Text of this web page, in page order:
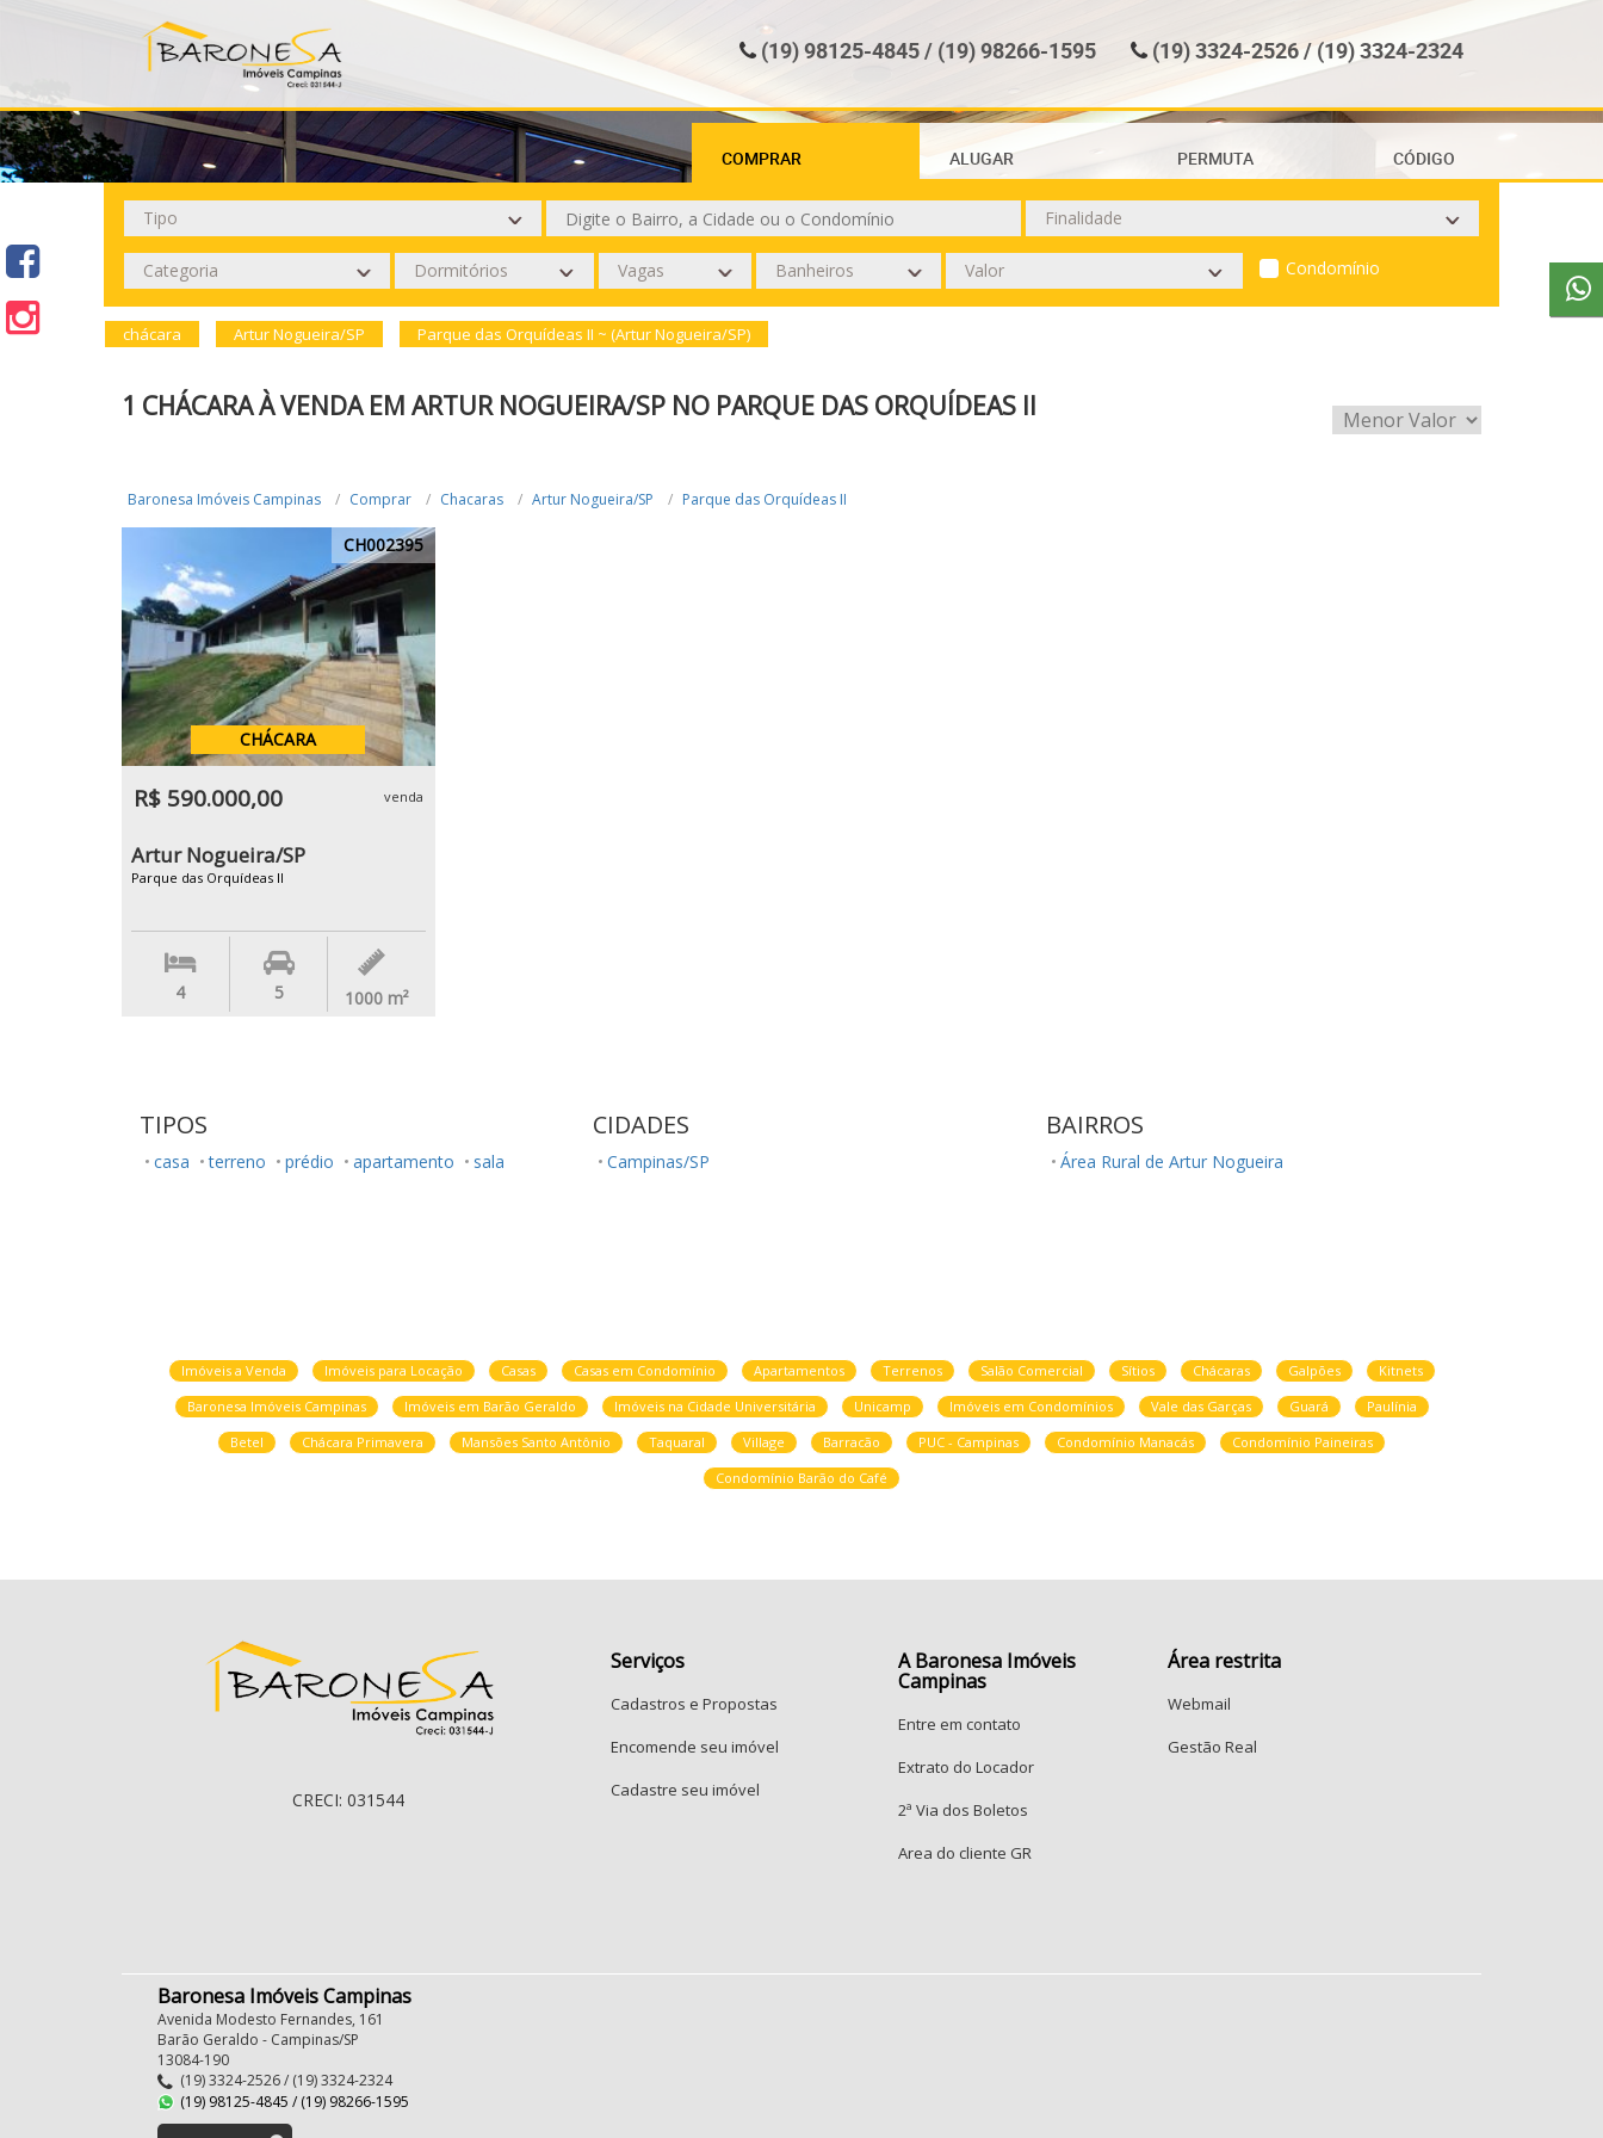
(19) 3324-2526 / (19) 3324-2324
(19) 98125-4845 / (19) 98266-1595
COMPRAR ALUGAR PERMUTA CÓDIGO
Condomínio
chácara Artur Nogueira/SP Parque das Orquídeas II ~ (Artur Nogueira/SP)
1 CHÁCARA À VENDA EM ARTUR NOGUEIRA/SP NO PARQUE DAS ORQUÍDEAS II
Baronesa Imóveis Campinas Comprar Chacaras Artur Nogueira/SP Parque das Orquídeas II
CH002395
CHÁCARA
R$ 590.000,00 venda
Artur Nogueira/SP
Parque das Orquídeas II
4 5 1000 m²
TIPOS
casa terreno prédio apartamento sala
CIDADES
Campinas/SP
BAIRROS
Área Rural de Artur Nogueira
Imóveis a Venda Imóveis para Locação Casas Casas em Condomínio Apartamentos Terrenos Salão Comercial Sítios Chácaras Galpões
Kitnets
Baronesa Imóveis Campinas
Imóveis em Barão Geraldo Imóveis na Cidade Universitária Unicamp Imóveis em Condomínios Vale das Garças Guará
Paulínia
Betel
Chácara Primavera Mansões Santo Antônio Taquaral Village Barracão PUC - Campinas Condomínio Manacás
Condomínio Paineiras
Condomínio Barão do Café
CRECI: 031544
Serviços
Cadastros e Propostas
Encomende seu imóvel
Cadastre seu imóvel
A Baronesa Imóveis
Campinas
Entre em contato
Extrato do Locador
2ª Via dos Boletos
Area do cliente GR
Área restrita
Webmail
Gestão Real
Baronesa Imóveis Campinas
Avenida Modesto Fernandes, 161
Barão Geraldo - Campinas/SP
13084-190
(19) 3324-2526 / (19) 3324-2324
(19) 98125-4845 / (19) 98266-1595